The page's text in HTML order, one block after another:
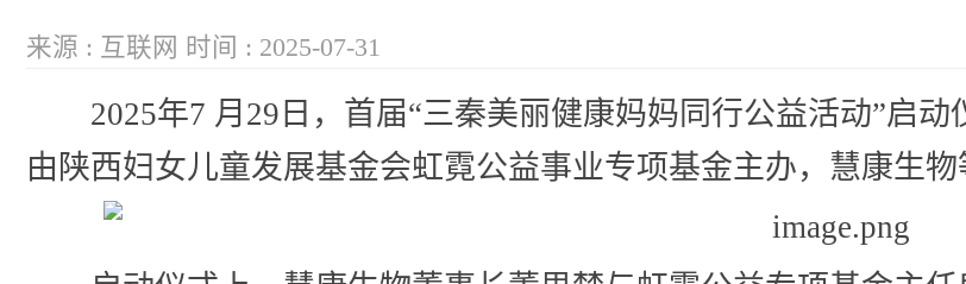
来源 : 互联网 时间 : 2025-07-31
2025年7 月29日，首届“三秦美丽健康妈妈同行公益活动”启
由陕西妇女儿童发展基金会虹霓公益事业专项基金主办，慧康生物